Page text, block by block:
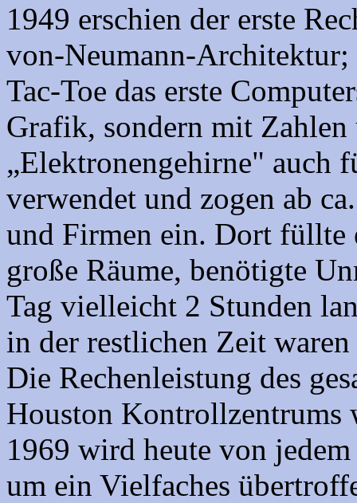
1949 erschien der erste
von-Neumann-
Tac-Toe das erste
Grafik, sondern mit
„Elektronengehirne" auch
verwendet und zogen ab
und Firmen ein. Dort füllte
große Räume, benötigte
Tag vielleicht 2 Stunden
in der restlichen Zeit
Die Rechenleistung des
Houston Kontrollzentrums
1969 wird heute von
um ein Vielfaches